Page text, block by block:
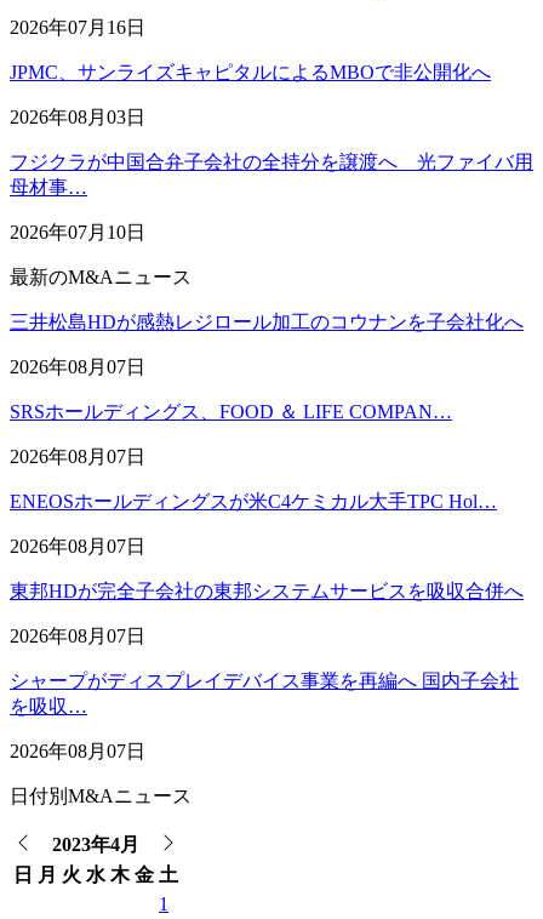
2026年07月16日
JPMC、サンライズキャピタルによるMBOで非公開化へ
2026年08月03日
フジクラが中国合弁子会社の全持分を譲渡へ 光ファイバ用
母材事…
2026年07月10日
最新のM&Aニュース
三井松島HDが感熱レジロール加工のコウナンを子会社化へ
2026年08月07日
SRSホールディングス、FOOD ＆ LIFE COMPAN…
2026年08月07日
ENEOSホールディングスが米C4ケミカル大手TPC Hol…
2026年08月07日
東邦HDが完全子会社の東邦システムサービスを吸収合併へ
2026年08月07日
シャープがディスプレイデバイス事業を再編へ 国内子会社
を吸収…
2026年08月07日
日付別M&Aニュース
2023年4月
日
月 火 水 木 金 土
1